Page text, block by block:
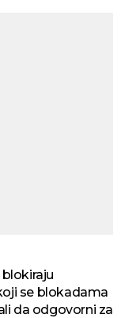
se blokadama
da odgovorni za